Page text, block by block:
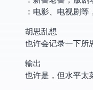
Others：电影、电视
胡思乱想
也许会记录一下所
输出
也许是 Blog，但水